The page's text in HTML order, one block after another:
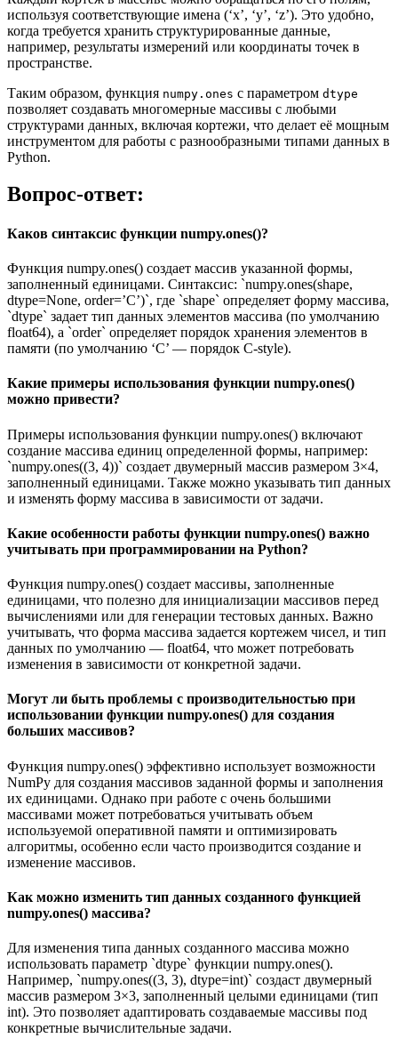
используя соответствующие имена (‘x’, ‘y’, ‘z’). Это удобно,
когда требуется хранить структурированные данные,
например, результаты измерений или координаты точек в
пространстве.
Таким образом, функция numpy.ones с параметром dtype
позволяет создавать многомерные массивы с любыми
структурами данных, включая кортежи, что делает её мощным
инструментом для работы с разнообразными типами данных в
Python.
Вопрос-ответ:
Каков синтаксис функции numpy.ones()?
Функция numpy.ones() создает массив указанной формы,
заполненный единицами. Синтаксис: `numpy.ones(shape,
dtype=None, order=’C’)`, где `shape` определяет форму массива,
`dtype` задает тип данных элементов массива (по умолчанию
float64), а `order` определяет порядок хранения элементов в
памяти (по умолчанию ‘C’ — порядок C-style).
Какие примеры использования функции numpy.ones()
можно привести?
Примеры использования функции numpy.ones() включают
создание массива единиц определенной формы, например:
`numpy.ones((3, 4))` создает двумерный массив размером 3×4,
заполненный единицами. Также можно указывать тип данных
и изменять форму массива в зависимости от задачи.
Какие особенности работы функции numpy.ones() важно
учитывать при программировании на Python?
Функция numpy.ones() создает массивы, заполненные
единицами, что полезно для инициализации массивов перед
вычислениями или для генерации тестовых данных. Важно
учитывать, что форма массива задается кортежем чисел, и тип
данных по умолчанию — float64, что может потребовать
изменения в зависимости от конкретной задачи.
Могут ли быть проблемы с производительностью при
использовании функции numpy.ones() для создания
больших массивов?
Функция numpy.ones() эффективно использует возможности
NumPy для создания массивов заданной формы и заполнения
их единицами. Однако при работе с очень большими
массивами может потребоваться учитывать объем
используемой оперативной памяти и оптимизировать
алгоритмы, особенно если часто производится создание и
изменение массивов.
Как можно изменить тип данных созданного функцией
numpy.ones() массива?
Для изменения типа данных созданного массива можно
использовать параметр `dtype` функции numpy.ones().
Например, `numpy.ones((3, 3), dtype=int)` создаст двумерный
массив размером 3×3, заполненный целыми единицами (тип
int). Это позволяет адаптировать создаваемые массивы под
конкретные вычислительные задачи.